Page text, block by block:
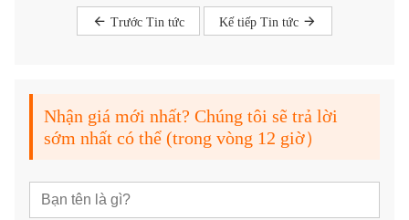
Trước Tin tức Kế tiếp Tin tức
Nhận giá mới nhất? Chúng tôi sẽ trả lời
sớm nhất có thể (trong vòng 12 giờ）